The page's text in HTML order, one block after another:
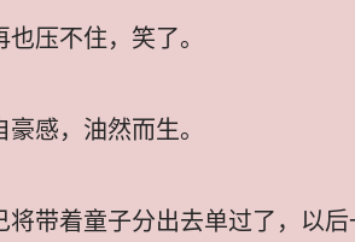
压不住，笑了。
感，油然而生。
将带着童子分出去单过了，以后